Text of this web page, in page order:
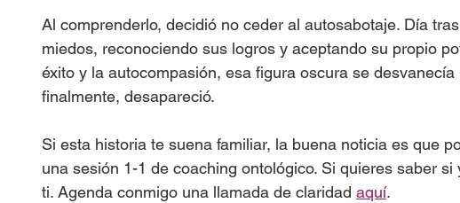
Al comprenderlo, decidió no ceder al autosabotaje. Día
miedos, reconociendo sus logros y aceptando su propio
éxito y la autocompasión, esa figura oscura se
finalmente, desapareció.
Si esta historia te suena familiar, la buena noticia es que
una sesión 1-1 de coaching ontológico. Si quieres saber
ti. Agenda conmigo una llamada de claridad aquí.